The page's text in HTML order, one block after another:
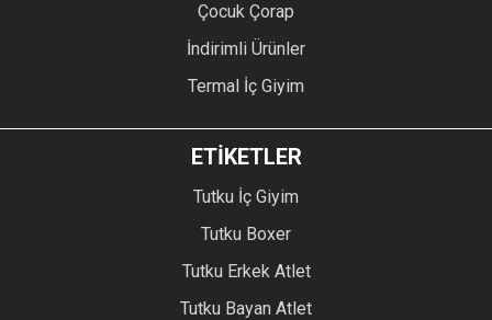
Çocuk Çorap
İndirimli Ürünler
Termal İç Giyim
ETİKETLER
Tutku İç Giyim
Tutku Boxer
Tutku Erkek Atlet
Tutku Bayan Atlet